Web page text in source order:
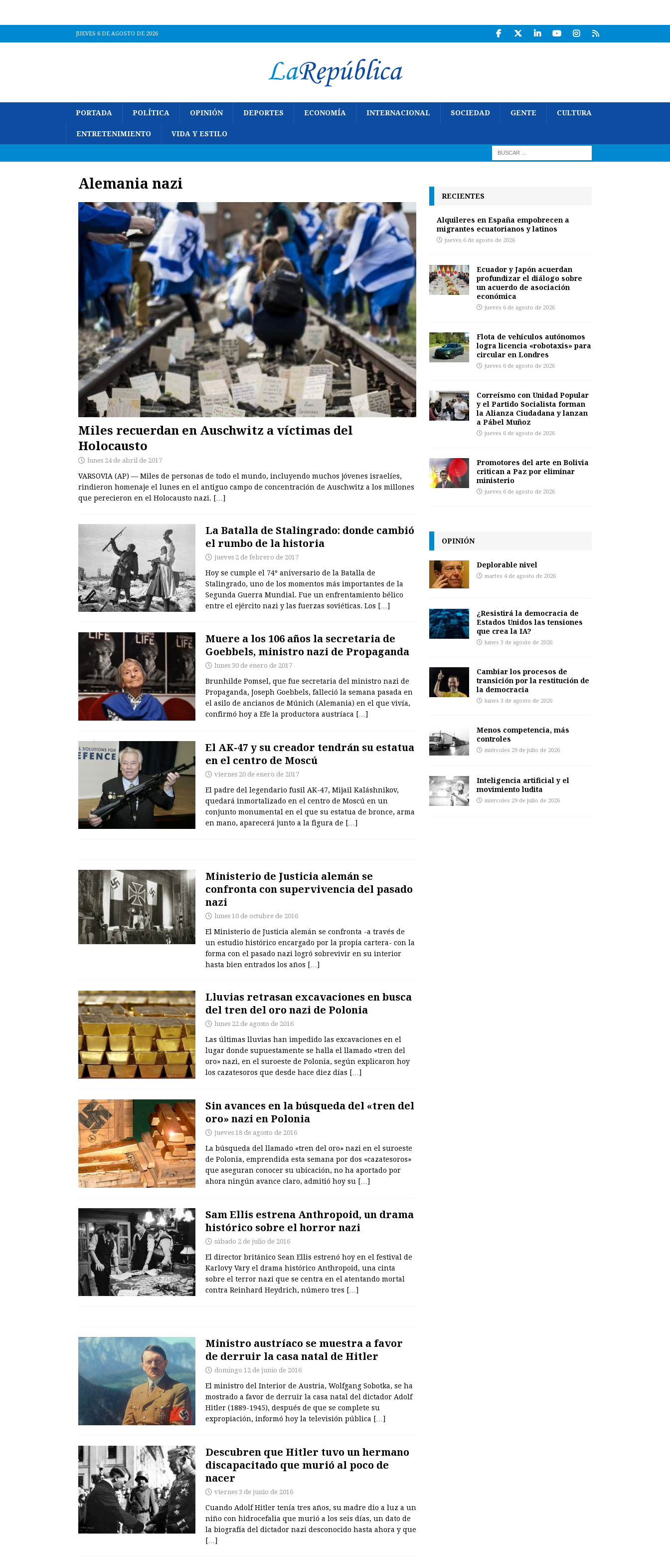
JUEVES 6 DE AGOSTO DE 2026
PORTADA POLÍTICA OPINIÓN DEPORTES ECONOMÍA INTERNACIONAL SOCIEDAD GENTE CULTURA
ENTRETENIMIENTO VIDA Y ESTILO
Alemania nazi
Miles recuerdan en Auschwitz a víctimas del
Holocausto
lunes 24 de abril de 2017
VARSOVIA (AP) — Miles de personas de todo el mundo, incluyendo muchos jóvenes israelíes,
rindieron homenaje el lunes en el antiguo campo de concentración de Auschwitz a los millones
que perecieron en el Holocausto nazi. […]
La Batalla de Stalingrado: donde cambió
el rumbo de la historia
jueves 2 de febrero de 2017
Hoy se cumple el 74º aniversario de la Batalla de
Stalingrado, uno de los momentos más importantes de la
Segunda Guerra Mundial. Fue un enfrentamiento bélico
entre el ejército nazi y las fuerzas soviéticas. Los […]
Muere a los 106 años la secretaria de
Goebbels, ministro nazi de Propaganda
lunes 30 de enero de 2017
Brunhilde Pomsel, que fue secretaria del ministro nazi de
Propaganda, Joseph Goebbels, falleció la semana pasada en
el asilo de ancianos de Múnich (Alemania) en el que vivía,
confirmó hoy a Efe la productora austríaca […]
El AK-47 y su creador tendrán su estatua
en el centro de Moscú
viernes 20 de enero de 2017
El padre del legendario fusil AK-47, Mijail Kaláshnikov,
quedará inmortalizado en el centro de Moscú en un
conjunto monumental en el que su estatua de bronce, arma
en mano, aparecerá junto a la figura de […]
Ministerio de Justicia alemán se
confronta con supervivencia del pasado
nazi
lunes 10 de octubre de 2016
El Ministerio de Justicia alemán se confronta -a través de
un estudio histórico encargado por la propia cartera- con la
forma con el pasado nazi logró sobrevivir en su interior
hasta bien entrados los años […]
Lluvias retrasan excavaciones en busca
del tren del oro nazi de Polonia
lunes 22 de agosto de 2016
Las últimas lluvias han impedido las excavaciones en el
lugar donde supuestamente se halla el llamado «tren del
oro» nazi, en el suroeste de Polonia, según explicaron hoy
los cazatesoros que desde hace diez días […]
Sin avances en la búsqueda del «tren del
oro» nazi en Polonia
jueves 18 de agosto de 2016
La búsqueda del llamado «tren del oro» nazi en el suroeste
de Polonia, emprendida esta semana por dos «cazatesoros»
que aseguran conocer su ubicación, no ha aportado por
ahora ningún avance claro, admitió hoy su […]
Sam Ellis estrena Anthropoid, un drama
histórico sobre el horror nazi
sábado 2 de julio de 2016
El director británico Sean Ellis estrenó hoy en el festival de
Karlovy Vary el drama histórico Anthropoid, una cinta
sobre el terror nazi que se centra en el atentando mortal
contra Reinhard Heydrich, número tres […]
Ministro austríaco se muestra a favor
de derruir la casa natal de Hitler
domingo 12 de junio de 2016
El ministro del Interior de Austria, Wolfgang Sobotka, se ha
mostrado a favor de derruir la casa natal del dictador Adolf
Hitler (1889-1945), después de que se complete su
expropiación, informó hoy la televisión pública […]
Descubren que Hitler tuvo un hermano
discapacitado que murió al poco de
nacer
viernes 3 de junio de 2016
Cuando Adolf Hitler tenía tres años, su madre dio a luz a un
niño con hidrocefalia que murió a los seis días, un dato de
la biografía del dictador nazi desconocido hasta ahora y que
[…]
RECIENTES
Alquileres en España empobrecen a
migrantes ecuatorianos y latinos
jueves 6 de agosto de 2026
Ecuador y Japón acuerdan
profundizar el diálogo sobre
un acuerdo de asociación
económica
jueves 6 de agosto de 2026
Flota de vehículos autónomos
logra licencia «robotaxis» para
circular en Londres
jueves 6 de agosto de 2026
Correísmo con Unidad Popular
y el Partido Socialista forman
la Alianza Ciudadana y lanzan
a Pábel Muñoz
jueves 6 de agosto de 2026
Promotores del arte en Bolivia
critican a Paz por eliminar
ministerio
jueves 6 de agosto de 2026
OPINIÓN
Deplorable nivel
martes 4 de agosto de 2026
¿Resistirá la democracia de
Estados Unidos las tensiones
que crea la IA?
lunes 3 de agosto de 2026
Cambiar los procesos de
transición por la restitución de
la democracia
lunes 3 de agosto de 2026
Menos competencia, más
controles
miércoles 29 de julio de 2026
Inteligencia artificial y el
movimiento ludita
miércoles 29 de julio de 2026